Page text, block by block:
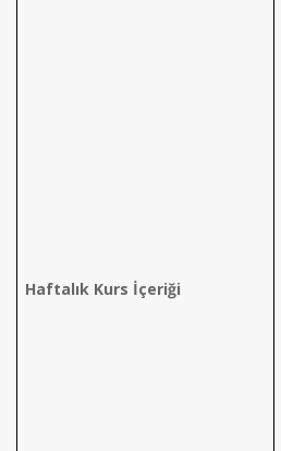
Haftalık Kurs İçeriği